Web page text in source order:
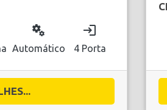
miscellaneous_services
Automático
login
4 Porta